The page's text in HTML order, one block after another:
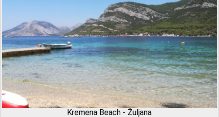
Kremena Beach - Žuljana